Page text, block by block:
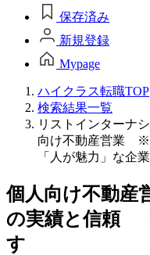
保存済み
新規登録
Mypage
ハイクラス転職TOP
検索結果一覧
リストインターナ
向け不動産営業 ※
「人が魅力」な企
個人向け不動
の実績と信頼
す